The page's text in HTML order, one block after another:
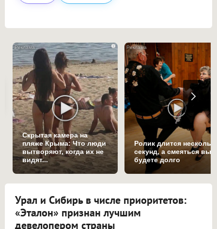
i
Скрытая камера на
пляже Крыма: Что люди
вытворяют, когда их не
видят...
Ролик длится
секунд, а смеяться вы
будете долго
Урал и Сибирь в числе приоритетов:
«Эталон» признан лучшим
девелопером страны